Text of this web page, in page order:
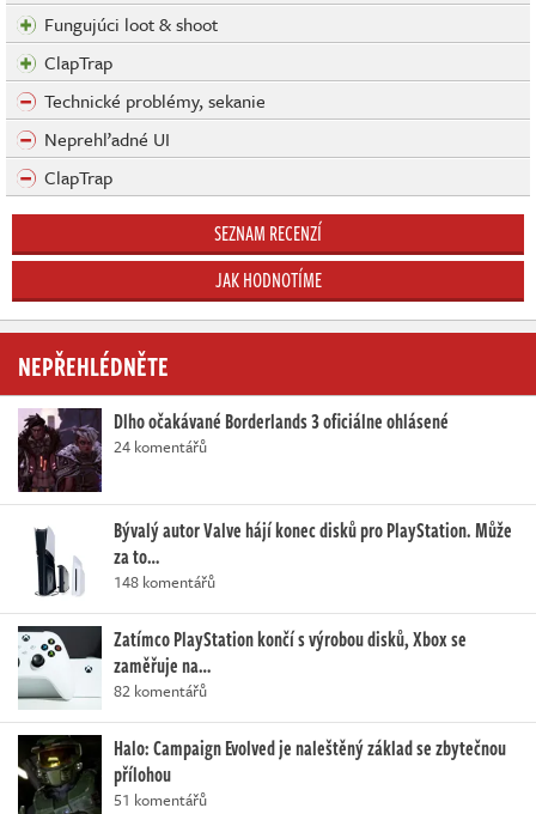
Fungujúci loot & shoot
ClapTrap
Technické problémy, sekanie
Neprehľadné UI
ClapTrap
SEZNAM RECENZÍ
JAK HODNOTÍME
NEPŘEHLÉDNĚTE
Dlho očakávané Borderlands 3 oficiálne ohlásené
24 komentářů
Bývalý autor Valve hájí konec disků pro PlayStation. Může
za to…
148 komentářů
Zatímco PlayStation končí s výrobou disků, Xbox se
zaměřuje na…
82 komentářů
Halo: Campaign Evolved je naleštěný základ se zbytečnou
přílohou
51 komentářů